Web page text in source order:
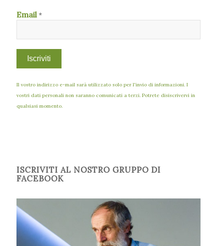
Email*
Il vostro indirizzo e-mail sarà utilizzato solo per l'invio di informazioni. I
vostri dati personali non saranno comunicati a terzi. Potrete disiscrivervi in
qualsiasi momento.
ISCRIVITI AL NOSTRO GRUPPO DI
FACEBOOK